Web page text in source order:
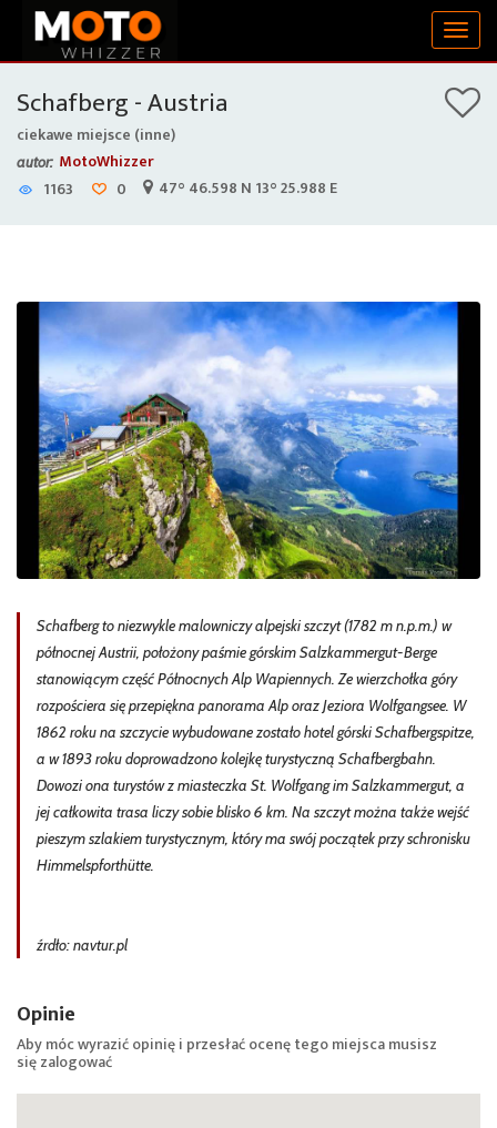
Schafberg - Austria
ciekawe miejsce (inne)
autor: MotoWhizzer
1163
0 47° 46.598 N 13° 25.988 E
Schafberg to niezwykle malowniczy alpejski szczyt (1782 m n.p.m.) w
północnej Austrii, położony paśmie górskim Salzkammergut-Berge
stanowiącym część Północnych Alp Wapiennych. Ze wierzchołka góry
rozpościera się przepiękna panorama Alp oraz Jeziora Wolfgangsee. W
1862 roku na szczycie wybudowane zostało hotel górski Schafbergspitze,
a w 1893 roku doprowadzono kolejkę turystyczną Schafbergbahn.
Dowozi ona turystów z miasteczka St. Wolfgang im Salzkammergut, a
jej całkowita trasa liczy sobie blisko 6 km. Na szczyt można także wejść
pieszym szlakiem turystycznym, który ma swój początek przy schronisku
Himmelspforthütte.
źrdło: navtur.pl
Opinie
Aby móc wyrazić opinię i przesłać ocenę tego miejsca musisz
sięzalogować